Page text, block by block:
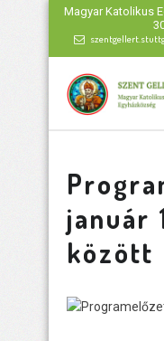
Magyar Katolikus
január
között